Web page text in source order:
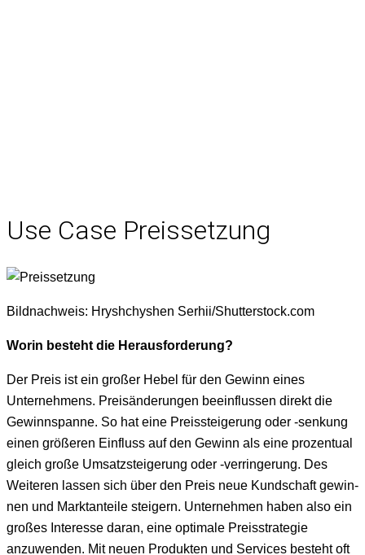
Use Case Preissetzung
Bild­nach­weis: Hryshchyshen Serhii/Shutterstock.com
Worin beste­ht die Herausforderung?
Der Preis ist ein großer Hebel für den Gewinn eines
Unternehmens. Preisän­derun­gen bee­in­flussen direkt die
Gewinnspanne. So hat eine Preis­steigerung oder ‑senkung
einen größeren Ein­fluss auf den Gewinn als eine prozen­tu­al
gle­ich große Umsatzsteigerung oder ‑ver­ringerung. Des
Weit­eren lassen sich über den Preis neue Kund­schaft gewin­
nen und Mark­tan­teile steigern. Unternehmen haben also ein
großes Inter­esse daran, eine opti­male Preis­strate­gie
anzuwen­den. Mit neuen Pro­duk­ten und Ser­vices beste­ht oft